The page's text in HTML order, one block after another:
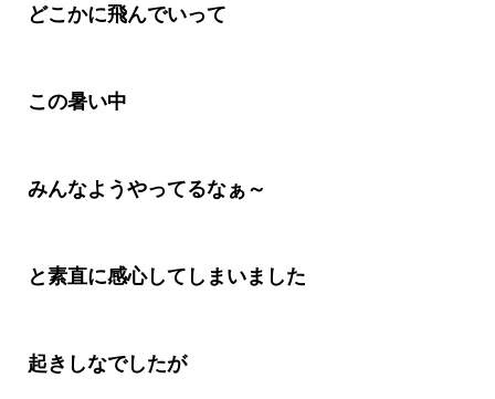
どこかに飛んでいって
この暑い中
みんなようやってるなぁ～
と素直に感心してしまいました
起きしなでしたが